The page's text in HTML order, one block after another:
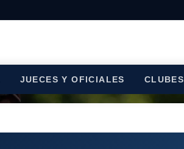
JUECES Y OFICIALES CLUBES